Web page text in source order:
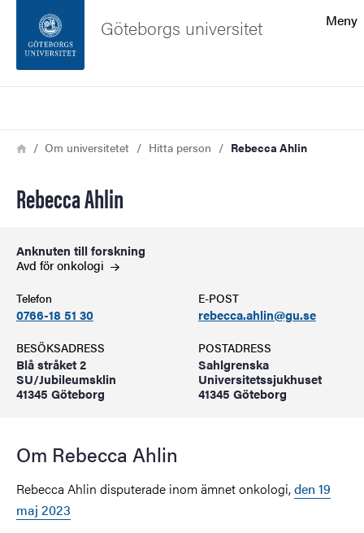
Sidfoten
Meny
Göteborgs universitet
Länkstig
HemOm universitetet Hitta person Rebecca Ahlin
Rebecca Ahlin
Anknuten till forskning
Avd föronkologi
Telefon
0766-18 51 30
E-POST
rebecca.ahlin@gu.se
BESÖKSADRESS
Blå stråket 2
SU/Jubileumsklin
41345 Göteborg
POSTADRESS
Sahlgrenska
Universitetssjukhuset
41345 Göteborg
Om Rebecca Ahlin
Rebecca Ahlin disputerade inom ämnet onkologi,den 19
maj 2023